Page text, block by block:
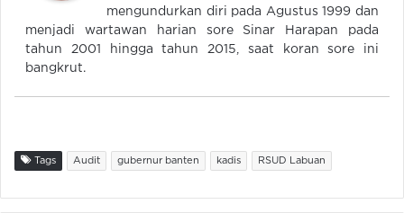
mengundurkan diri pada Agustus 1999 dan
menjadi wartawan harian sore Sinar Harapan pada
tahun 2001 hingga tahun 2015, saat koran sore ini
bangkrut.
Tags Audit gubernur banten kadis RSUD Labuan